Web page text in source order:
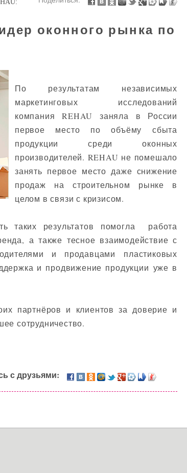
АКЦИЯ!
Установи окно и получи
в подарок подарочный
сертификат на сумму
оконного рынка по
По результатам независимых
маркетинговых исследований
компания REHAU заняла в России
первое место по объёму сбыта
продукции среди оконных
производителей. REHAU не помешало
занять первое место даже снижение
продаж на строительном рынке в
целом в связи с кризисом.
таких результатов помогла работа
а также тесное взаимодействие с
и продавцами пластиковых
и продвижение продукции уже в
партнёров и клиентов за доверие и
сотрудничество.
с друзьями: